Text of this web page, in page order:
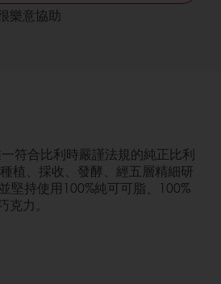
樂意協助
符合比利時嚴謹法規的純正比利
植、採收、發酵、經五層精細研
堅持使用100%純可可脂、100%
力。